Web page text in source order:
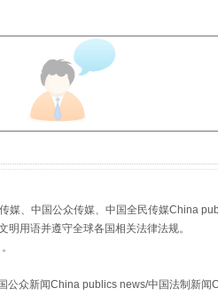
生物安全法正式实施
媒、中国公众传媒、中国全民传媒China
用语并遵守全球各国相关法律法规。
众新闻China publics news/中国法制新